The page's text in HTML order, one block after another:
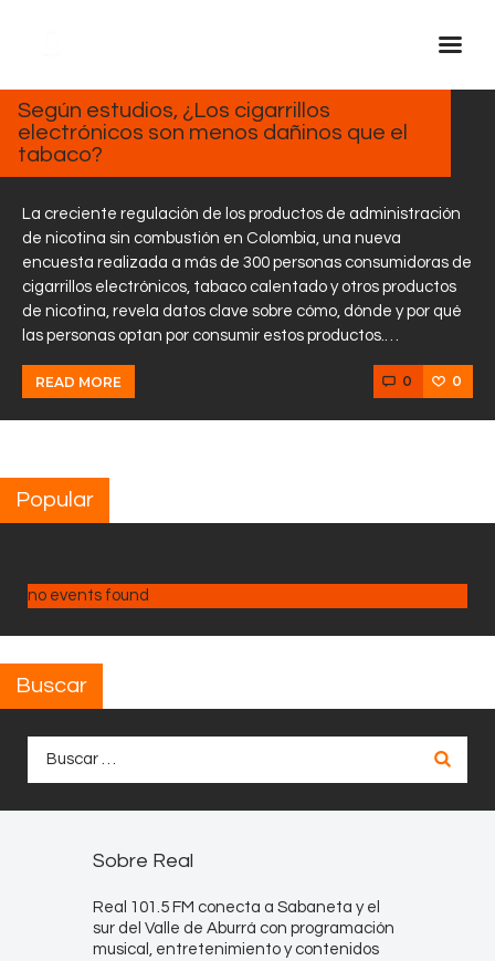
Inicio Real FM
Streaming
En Vivo
Descarga La APP
Programas
Noticias
Equipo
Sobre Nosotros
7, 2025
Según estudios, ¿Los cigarrillos
electrónicos son menos dañinos que el
tabaco?
La creciente regulación de los productos de administración
de nicotina sin combustión en Colombia, una nueva
encuesta realizada a más de 300 personas consumidoras de
cigarrillos electrónicos, tabaco calentado y otros productos
de nicotina, revela datos clave sobre cómo, dónde y por qué
las personas optan por consumir estos productos.…
READ MORE 0 0
Popular
no events found
Buscar
Sobre Real
Real 101.5 FM conecta a Sabaneta y el
sur del Valle de Aburrá con programación
musical, entretenimiento y contenidos